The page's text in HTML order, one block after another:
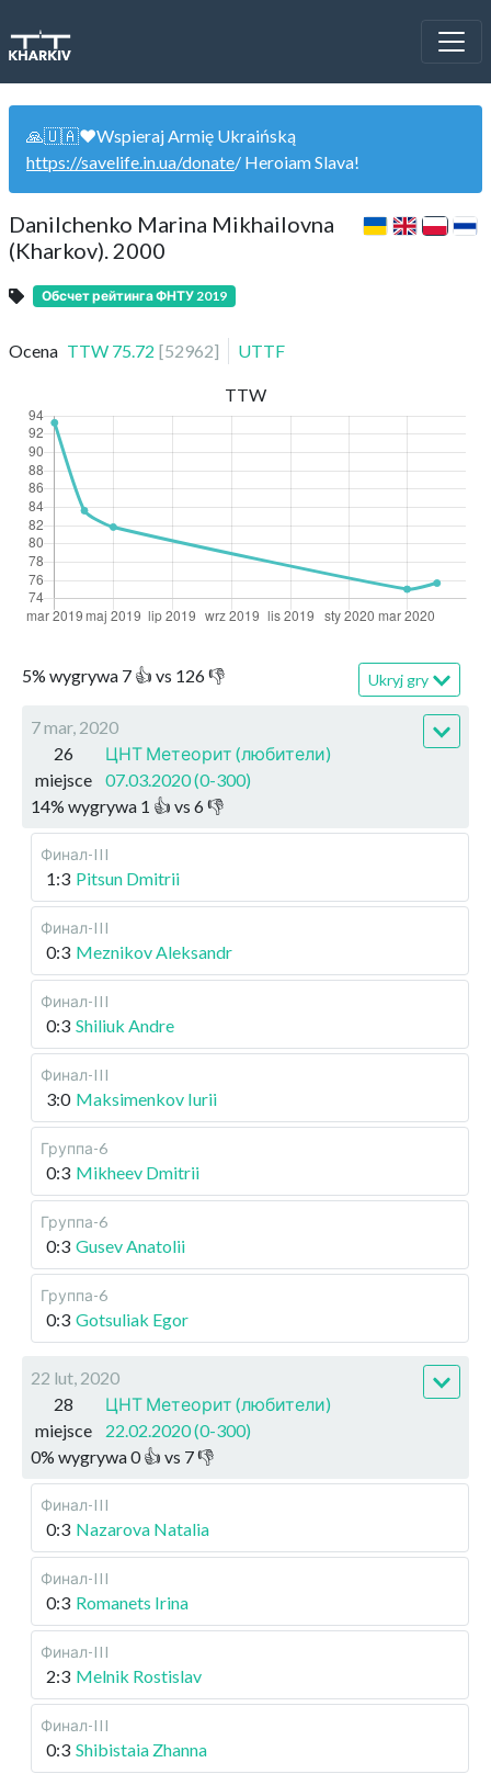
🙏🇺🇦❤️Wspieraj Armię Ukraińską
https://savelife.in.ua/donate/ Heroiam Slava!
Danilchenko Marina Mikhailovna
(Kharkov). 2000
Обсчет рейтинга ФНТУ 2019
Ocena TTW 75.72 [52962] UTTF
5% wygrywa 7 👍 vs 126👎 Ukryj gry
7 mar, 2020
26
miejsce
ЦНТ Метеорит (любители)
07.03.2020 (0-300)
14% wygrywa 1 👍 vs 6👎
Финал-III
1:3 Pitsun Dmitrii
Финал-III
0:3 Meznikov Aleksandr
Финал-III
0:3 Shiliuk Andre
Финал-III
3:0 Maksimenkov Iurii
Группа-6
0:3 Mikheev Dmitrii
Группа-6
0:3 Gusev Anatolii
Группа-6
0:3 Gotsuliak Egor
22 lut, 2020
28
miejsce
ЦНТ Метеорит (любители)
22.02.2020 (0-300)
0% wygrywa0👍 vs 7👎
Финал-III
0:3 Nazarova Natalia
Финал-III
0:3 Romanets Irina
Финал-III
2:3 Melnik Rostislav
Финал-III
0:3 Shibistaia Zhanna
TTW